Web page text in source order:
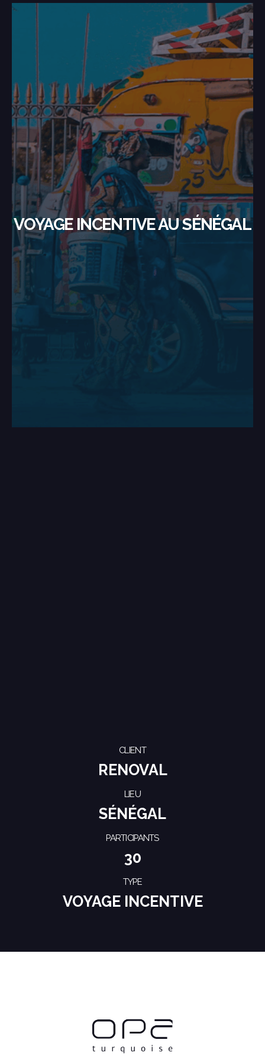
VOYAGE INCENTIVE AU SÉNÉGAL
CLIENT
RENOVAL
LIEU
SÉNÉGAL
PARTICIPANTS
30
TYPE
VOYAGE INCENTIVE